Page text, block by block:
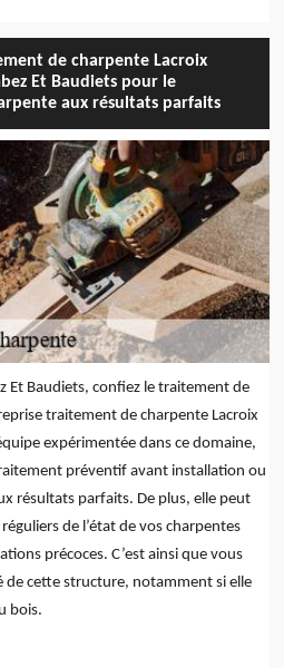
de charpente Lacroix
Et Baudiets pour le
aux résultats parfaits
Et Baudiets, confiez le traitement de
traitement de charpente Lacroix
expérimentée dans ce domaine,
préventif avant installation ou
résultats parfaits. De plus, elle peut
de l’état de vos charpentes
précoces. C’est ainsi que vous
de cette structure, notamment si elle
bois.